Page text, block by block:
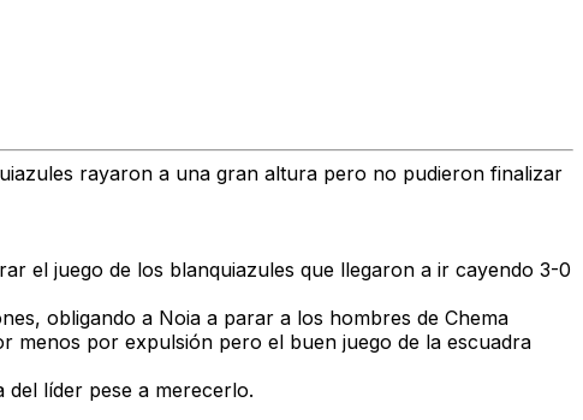
rayaron a una gran altura pero no pudieron finalizar
el juego de los blanquiazules que llegaron a ir cayendo 3-0
obligando a Noia a parar a los hombres de Chema
menos por expulsión pero el buen juego de la escuadra
líder pese a merecerlo.